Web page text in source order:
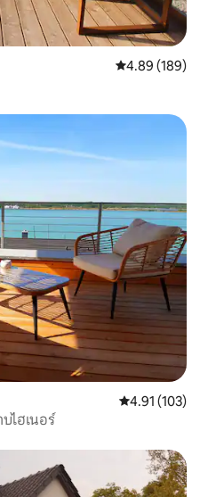
คะแนนเฉลี่ย
4.89 (189)
คะแนนเฉลี่ย
4.91 (103)
ไฮเนอร์